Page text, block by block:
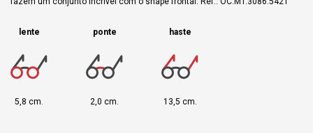
lente
5,8 cm.
ponte
2,0 cm.
haste
13,5 cm.